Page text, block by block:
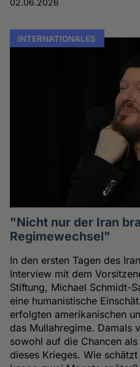
INTERNATIONALES
"Nicht nur der Iran
Regimewechsel"
In den ersten Tagen des
Interview mit dem
Stiftung, Michael Schmidt-
eine humanistische
erfolgten amerikanischen
das Mullahregime. Damals
sowohl auf die Chancen
dieses Krieges. Wie